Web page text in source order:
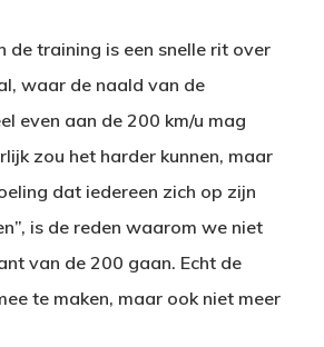
de training is een snelle rit over
waar de naald van de
even aan de 200 km/u mag
zou het harder kunnen, maar
dat iedereen zich op zijn
is de reden waarom we niet
van de 200 gaan. Echt de
te maken, maar ook niet meer